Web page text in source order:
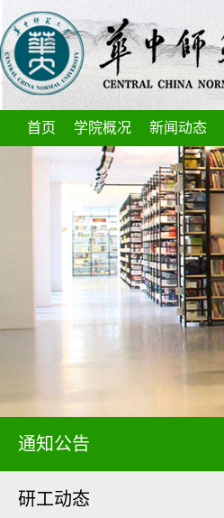
首页 学院概况 新闻动态
通知公告
研工动态